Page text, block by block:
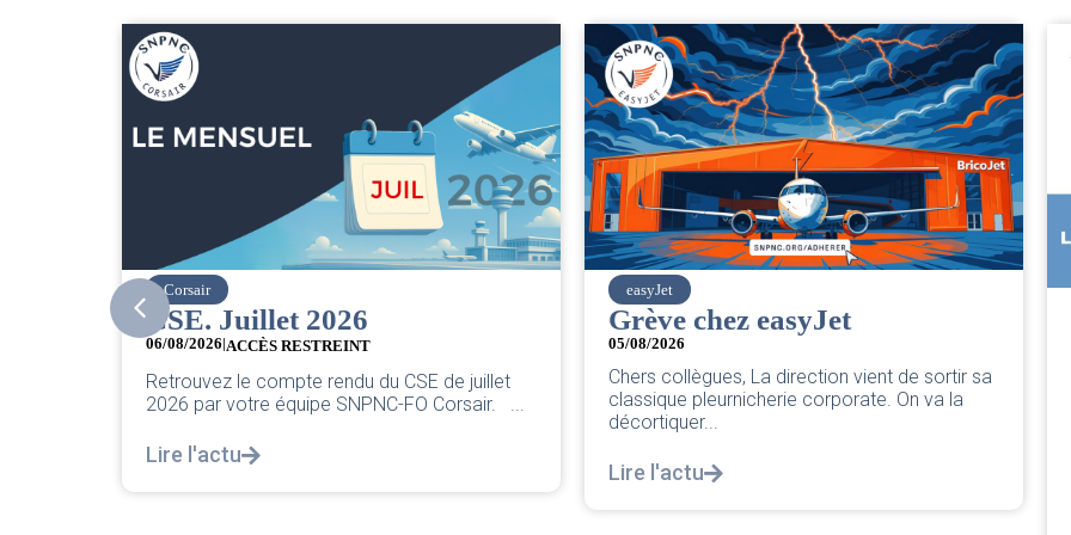
easyJet
Grève chez easyJet
05/08/2026
Chers collègues, La direction vient de sortir sa
classique pleurnicherie corporate. On va la
décortiquer...
SNPNC
CER/CRPN : L’intersyndicale
PNC/Pilotes unie exige une
réponse législative
04/08/2026 |CRPN
L’intersyndicale PNC/Pilotes unie exige une
réponse législative Courrier Intersyndical : Lire